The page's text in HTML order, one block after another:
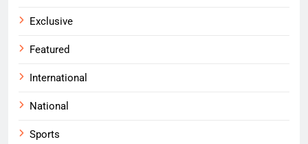
Exclusive
Featured
International
National
Sports